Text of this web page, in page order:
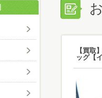
【買取
ッグ【